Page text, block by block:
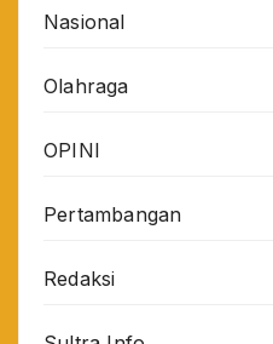
Nasional
Olahraga
OPINI
Pertambangan
Redaksi